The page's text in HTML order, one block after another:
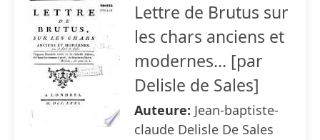
Lettre de Brutus sur
les chars anciens et
modernes... [par
Delisle de Sales]
Auteure: Jean-baptiste-
claude Delisle De Sales